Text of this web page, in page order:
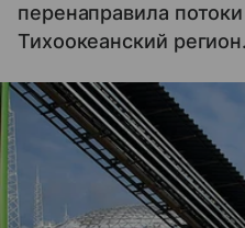
перенаправила
Тихоокеанский регион.